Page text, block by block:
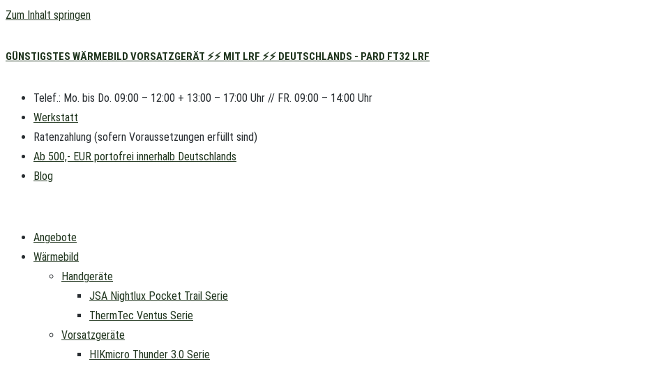
Zum Inhalt springen
GÜNSTIGSTES WÄRMEBILD VORSATZGERÄT ⚡⚡ MIT LRF ⚡⚡ DEUTSCHLANDS - PARD FT32 LRF
Telef.: Mo. bis Do. 09:00 – 12:00 + 13:00 – 17:00 Uhr // FR. 09:00 – 14:00 Uhr
Werkstatt
Ratenzahlung (sofern Voraussetzungen erfüllt sind)
Ab 500,- EUR portofrei innerhalb Deutschlands
Blog
Angebote
Wärmebild
Handgeräte
JSA Nightlux Pocket Trail Serie
ThermTec Ventus Serie
Vorsatzgeräte
HIKmicro Thunder 3.0 Serie